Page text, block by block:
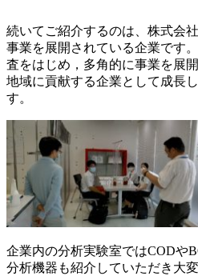
続いてご紹介するのは、株式会
事業を展開されている企業です
査をはじめ，多角的に事業を展
地域に貢献する企業として成長
す。
企業内の分析実験室ではCODや
分析機器も紹介していただき大